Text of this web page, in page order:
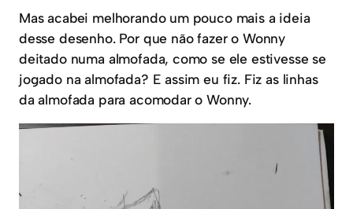
Mas acabei melhorando um pouco mais a ideia
desse desenho. Por que não fazer o Wonny
deitado numa almofada, como se ele estivesse se
jogado na almofada? E assim eu fiz. Fiz as linhas
da almofada para acomodar o Wonny.